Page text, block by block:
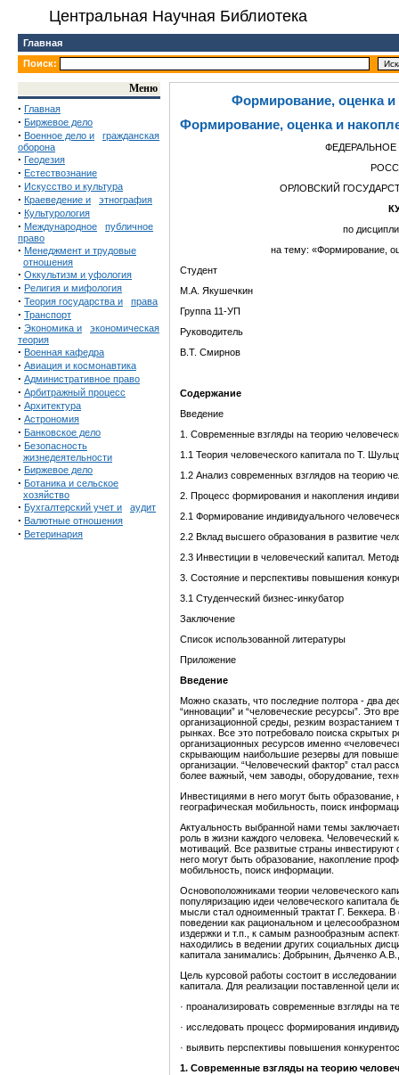
Центральная Научная Библиотека
Главная
Поиск:
Меню
· Главная
· Биржевое дело
· Военное дело и
гражданская
оборона
· Геодезия
· Естествознание
· Искусство и культура
· Краеведение и этнография
· Культурология
· Международное
публичное
право
· Менеджмент и трудовые
отношения
· Оккультизм и уфология
· Религия и мифология
· Теория государства и права
· Транспорт
· Экономика и
экономическая
теория
· Военная кафедра
· Авиация и космонавтика
· Административное право
· Арбитражный процесс
· Архитектура
· Астрономия
· Банковское дело
· Безопасность
жизнедеятельности
· Биржевое дело
· Ботаника и сельское
хозяйство
· Бухгалтерский учет и аудит
· Валютные отношения
· Ветеринария
Формирование, оценка и
Формирование, оценка и
ОРЛОВСКИЙ
по
на тему: «Формирование,
Студент
М.А. Якушечкин
Группа 11-УП
Руководитель
В.Т. Смирнов
Содержание
Введение
1. Современные взгляды на теорию
1.1 Теория человеческого капитала по Т.
1.2 Анализ современных взглядов на теорию
2. Процесс формирования и накопления
2.1 Формирование индивидуального
2.2 Вклад высшего образования в развитие
2.3 Инвестиции в человеческий капитал.
3. Состояние и перспективы повышения
3.1 Студенческий бизнес-инкубатор
Заключение
Список использованной литературы
Приложение
Введение
Можно сказать, что последние полтора - два
“инновации” и “человеческие ресурсы”. Это
организационной среды, резким
рынках. Все это потребовало поиска скрытых
организационных ресурсов именно
скрывающим наибольшие резервы для
организации. “Человеческий фактор” стал
более важный, чем заводы, оборудование,
Инвестициями в него могут быть
географическая мобильность, поиск
Актуальность выбранной нами темы
роль в жизни каждого человека.
мотиваций. Все развитые страны
него могут быть образование, накопление
мобильность, поиск информации.
Основоположниками теории человеческого
популяризацию идеи человеческого
мысли стал одноименный трактат Г. Беккера.
поведении как рациональном и
издержки и т.п., к самым разнообразным
находились в ведении других социальных
капитала занимались: Добрынин, Дьяченко
Цель курсовой работы состоит в
капитала. Для реализации поставленной
· проанализировать современные взгляды на
· исследовать процесс формирования
· выявить перспективы повышения
1. Современные взгляды на теорию